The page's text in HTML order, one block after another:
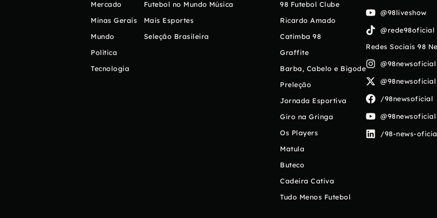
Mercado
Minas Gerais
Mundo
Política
Tecnologia
Futebol no Mundo
Mais Esportes
Seleção Brasileira
Música
98 Futebol Clube
Ricardo Amado
Catimba 98
Graffite
Barba, Cabelo e Bigode
Preleção
Jornada Esportiva
Giro na Gringa
Os Players
Matula
Buteco
Cadeira Cativa
Tudo Menos Futebol
@98liveshow
@rede98oficial
Redes Sociais 98
@98newsoficial
@98newsoficial
/98newsoficial
@98newsoficial
/98-news-